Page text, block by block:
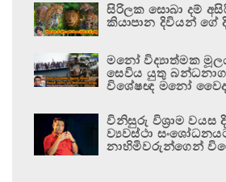
සිරිලක සොබා දම්
කියාපාන දිවියන් ගේ
මනෝ විද්‍යාත්මක
සෙවිය යුතු
විශේෂඥ මනෝ
විනිසුරු විශ්‍රාම වයස
ව්‍යවස්ථා
නාහිමිවරුන්ගෙන්